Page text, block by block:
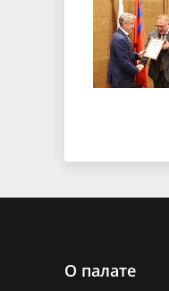
О палате